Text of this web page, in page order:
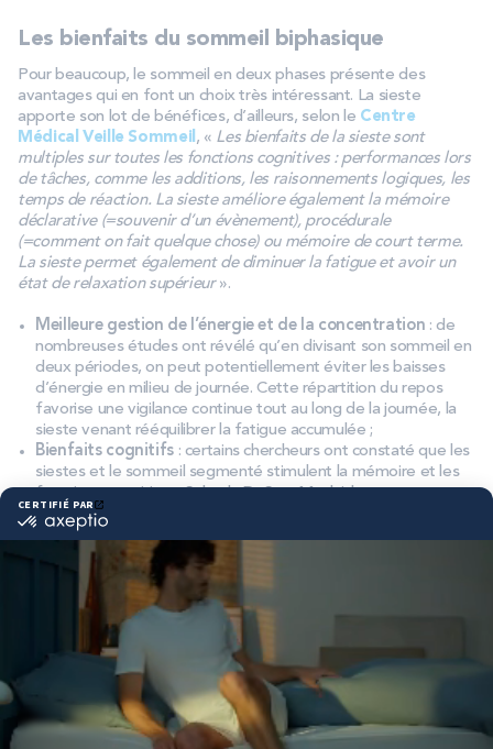
Les bienfaits du sommeil biphasique
Pour beaucoup, le sommeil en deux phases présente des
avantages qui en font un choix très intéressant. La sieste
apporte son lot de bénéfices, d’ailleurs, selon le Centre
Médical Veille Sommeil , « Les bienfaits de la sieste sont
multiples sur toutes les fonctions cognitives : performances lors
de tâches, comme les additions, les raisonnements logiques, les
temps de réaction. La sieste améliore également la mémoire
déclarative (=souvenir d’un évènement), procédurale
(=comment on fait quelque chose) ou mémoire de court terme.
La sieste permet également de diminuer la fatigue et avoir un
état de relaxation supérieur».
Meilleure gestion de l’énergie et de la concentration : de
nombreuses études ont révélé qu’en divisant son sommeil en
deux périodes, on peut potentiellement éviter les baisses
d’énergie en milieu de journée. Cette répartition du repos
favorise une vigilance continue tout au long de la journée, la
sieste venant rééquilibrer la fatigue accumulée ;
Bienfaits cognitifs: certains chercheurs ont constaté que les
siestes et le sommeil segmenté stimulent la mémoire et les
neuroscientifique spécialiste du sommeil, « les siestes
contribuent à renforcer les souvenirs et à consolider les
apprentissages » ;
Réduction des risques d’insomnie
peut être salvateur pour les personnes qui souffrent
d’insomnie. Ne serait-ce que psychologiquement. En
répartissant le sommeil, l’insomniaque aura moins la pression
de s’endormir pendant une longue période d’une seule traite.
Le stress lié à l’endormissement est souvent mieux
appréhendé. En intégrant une sieste en journée, il est parfois
plus simple de gérer les réveils nocturnes.